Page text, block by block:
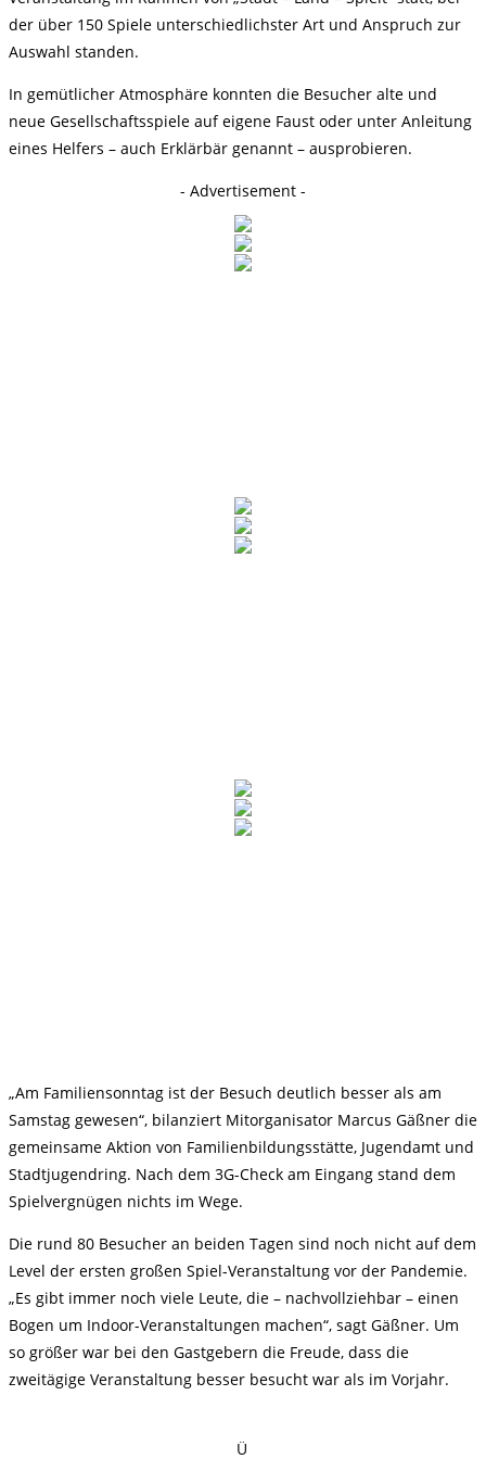
der über 150 Spiele unterschiedlichster Art und Anspruch zur
Auswahl standen.
In gemütlicher Atmosphäre konnten die Besucher alte und
neue Gesellschaftsspiele auf eigene Faust oder unter Anleitung
eines Helfers – auch Erklärbär genannt – ausprobieren.
- Advertisement -
„Am Familiensonntag ist der Besuch deutlich besser als am
Samstag gewesen“, bilanziert Mitorganisator Marcus Gäßner die
gemeinsame Aktion von Familienbildungsstätte, Jugendamt und
Stadtjugendring. Nach dem 3G-Check am Eingang stand dem
Spielvergnügen nichts im Wege.
Die rund 80 Besucher an beiden Tagen sind noch nicht auf dem
Level der ersten großen Spiel-Veranstaltung vor der Pandemie.
„Es gibt immer noch viele Leute, die – nachvollziehbar – einen
Bogen um Indoor-Veranstaltungen machen“, sagt Gäßner. Um
so größer war bei den Gastgebern die Freude, dass die
zweitägige Veranstaltung besser besucht war als im Vorjahr.
Ü